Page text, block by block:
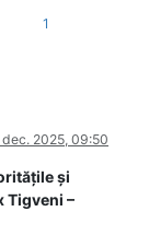
1
dec. 2025, 09:50
și
Tigveni –